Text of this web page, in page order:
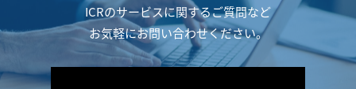
ICRのサービスに関するご質問など
お気軽にお問い合わせください。